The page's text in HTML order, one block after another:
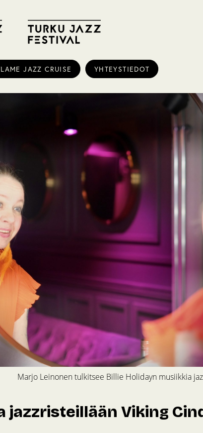
JAZZ CRUISE YHTEYSTIEDOT
Marjo Leinonen tulkitsee Billie Holidayn musiikkia
jazzristeillään Viking